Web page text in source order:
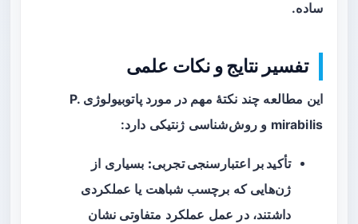
ساده.
تفسیر نتایج و نکات علمی
این مطالعه چند نکتهٔ مهم در مورد پاتوبیولوژی P.
mirabilis و روش‌شناسی ژنتیکی دارد:
تأکید بر اعتبارسنجی تجربی: بسیاری از
ژن‌هایی که برچسب شباهت یا عملکردی
داشتند، در عمل عملکرد متفاوتی نشان